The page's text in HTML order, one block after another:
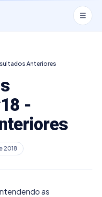
Anteriores
-
2018
as